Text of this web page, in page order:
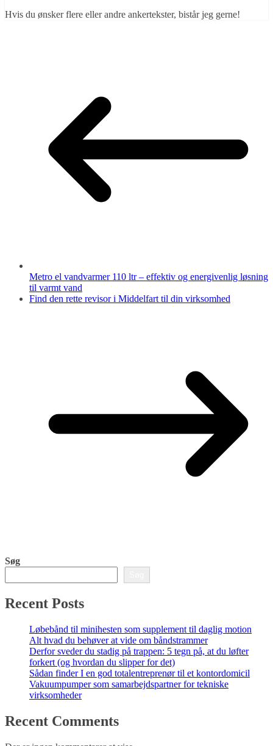
Hvis du ønsker flere eller andre ankertekster, bistår jeg gerne!
Metro el vandvarmer 110 ltr – effektiv og energivenlig løsning
til varmt vand
Find den rette revisor i Middelfart til din virksomhed
Søg
Recent Posts
Løbebånd til minihesten som supplement til daglig motion
Alt hvad du behøver at vide om båndstrammer
Derfor sveder du stadig på trappen: 5 tegn på, at du løfter
forkert (og hvordan du slipper for det)
Sådan finder I en god totalentreprenør til et kontordomicil
Vakuumpumper som samarbejdspartner for tekniske
virksomheder
Recent Comments